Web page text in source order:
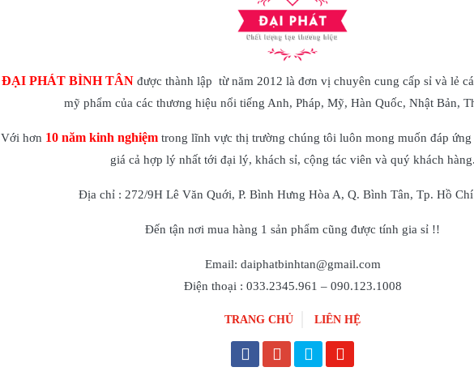
ĐẠI PHÁT BÌNH TÂNđược thành lập từ năm 2012 là đơn vị chuyên cung cấp sỉ và lẻ
mỹ phẩm của các thương hiệu nổi tiếng Anh, Pháp, Mỹ, Hàn Quốc, Nhật Bản,
Với hơn 10 năm kinh nghiệm trong lĩnh vực thị trường chúng tôi luôn mong muốn đáp ứng
giá cả hợp lý nhất tới đại lý, khách sỉ, cộng tác viên và quý khách
Địa chỉ : 272/9H Lê Văn Quới, P. Bình Hưng Hòa A, Q. Bình Tân, Tp. Hồ
Đến tận nơi mua hàng 1 sản phẩm cũng được tính gia sỉ !!
Email: daiphatbinhtan@gmail.com
Điện thoại : 033.2345.961 – 090.123.1008
TRANG CHỦ LIÊN HỆ